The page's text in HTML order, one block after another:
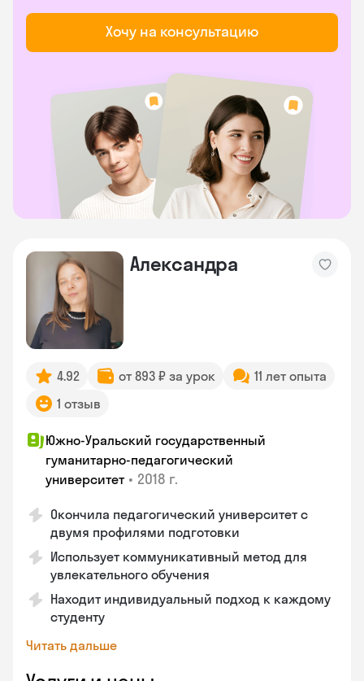
Хочу на консультацию
Александра
4.92 от 893 ₽ за урок
11 лет опыта
1 отзыв
Южно-Уральский государственный
гуманитарно-педагогический
университет • 2018 г.
Окончила педагогический университет с
двумя профилями подготовки
Использует коммуникативный метод для
увлекательного обучения
Находит индивидуальный подход к каждому
студенту
Читать дальше